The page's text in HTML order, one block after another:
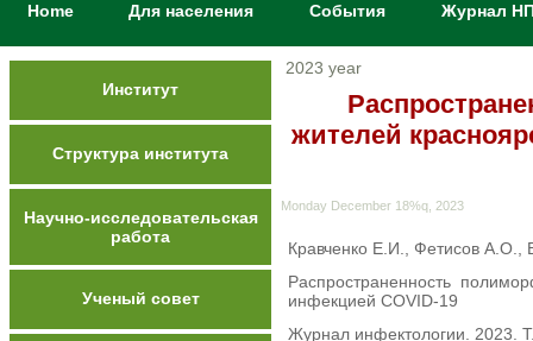
Home Для населения События Журнал
Институт
Структура института
Научно-исследовательская
работа
Ученый совет
2023 year
жителей
Monday December 18%q, 2023
Кравченко Е.И., Фетисов
Распространенность
инфекцией COVID-19
Журнал инфектологии. 2023.